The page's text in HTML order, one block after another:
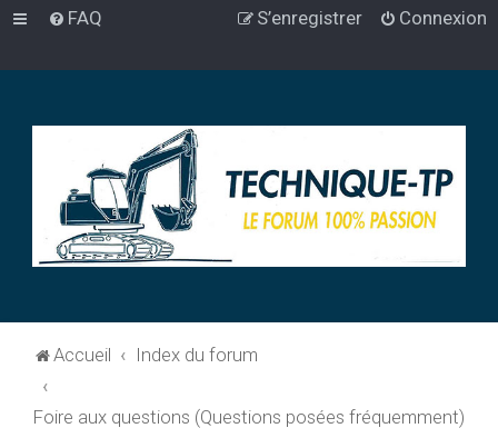
FAQ Connexion
S’enregistrer
Accueil Index du forum
Foire aux questions (Questions posées fréquemment)